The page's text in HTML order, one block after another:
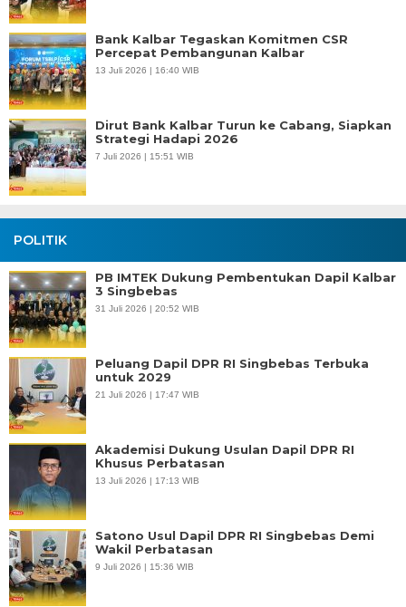
Bank Kalbar Tegaskan Komitmen CSR
Percepat Pembangunan Kalbar
13 Juli 2026 | 16:40 WIB
Dirut Bank Kalbar Turun ke Cabang, Siapkan
Strategi Hadapi 2026
7 Juli 2026 | 15:51 WIB
POLITIK
PB IMTEK Dukung Pembentukan Dapil Kalbar
3 Singbebas
31 Juli 2026 | 20:52 WIB
Peluang Dapil DPR RI Singbebas Terbuka
untuk 2029
21 Juli 2026 | 17:47 WIB
Akademisi Dukung Usulan Dapil DPR RI
Khusus Perbatasan
13 Juli 2026 | 17:13 WIB
Satono Usul Dapil DPR RI Singbebas Demi
Wakil Perbatasan
9 Juli 2026 | 15:36 WIB